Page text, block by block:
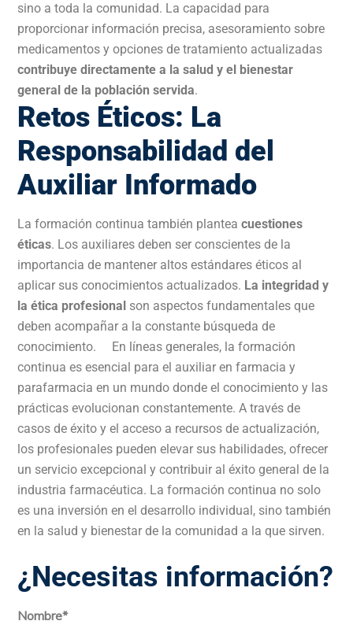
sino a toda la comunidad. La capacidad para
proporcionar información precisa, asesoramiento sobre
medicamentos y opciones de tratamiento actualizadas
contribuye directamente a la salud y el bienestar
general de la población servida.
Retos Éticos: La
Responsabilidad del
Auxiliar Informado
La formación continua también plantea cuestiones
éticas. Los auxiliares deben ser conscientes de la
importancia de mantener altos estándares éticos al
aplicar sus conocimientos actualizados. La integridad y
la ética profesional son aspectos fundamentales que
deben acompañar a la constante búsqueda de
conocimiento. En líneas generales, la formación
continua es esencial para el auxiliar en farmacia y
parafarmacia en un mundo donde el conocimiento y las
prácticas evolucionan constantemente. A través de
casos de éxito y el acceso a recursos de actualización,
los profesionales pueden elevar sus habilidades, ofrecer
un servicio excepcional y contribuir al éxito general de la
industria farmacéutica. La formación continua no solo
es una inversión en el desarrollo individual, sino también
en la salud y bienestar de la comunidad a la que sirven.
¿Necesitas información?
Nombre*